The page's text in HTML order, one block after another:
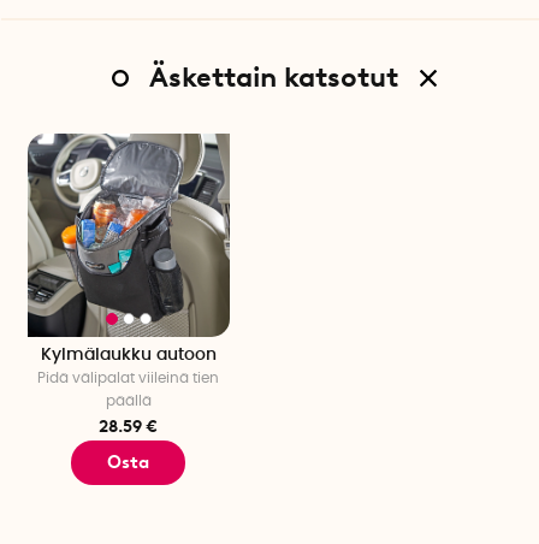
Äskettain katsotut
Kylmälaukku autoon
Pidä välipalat viileinä tien
päällä
28.59 €
Osta